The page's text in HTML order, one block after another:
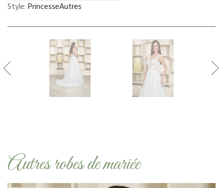
Style:PrincesseAutres
Autres robes de mariée